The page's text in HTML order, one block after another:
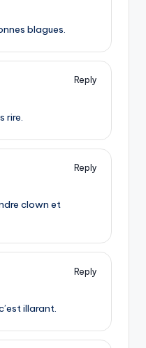
blagues.
Reply
rire.
Reply
clown et
Reply
illarant.